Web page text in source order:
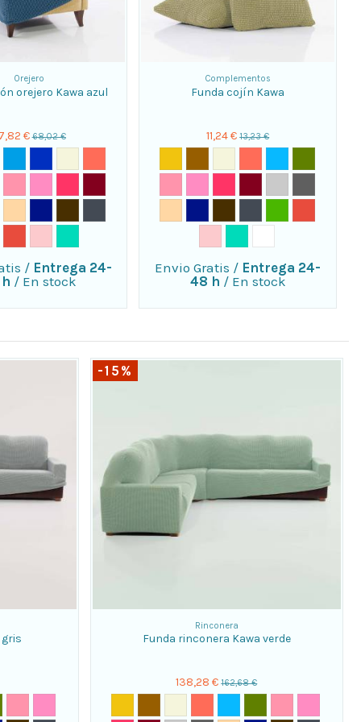
Orejero
orejero Kawa azul
€ 68,02 €
/ Entrega 24-
/ En stock
Complementos
Funda cojín Kawa
11,24 € 13,23 €
Envio Gratis / Entrega 24-
48 h / En stock
-15%
Rinconera
Funda rinconera Kawa verde
138,28 € 162,68 €